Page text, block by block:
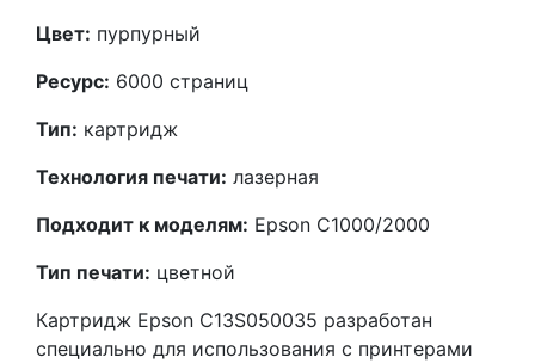
Цвет: пурпурный
Ресурс: 6000 страниц
Тип: картридж
Технология печати: лазерная
Подходит к моделям: Epson C1000/2000
Тип печати: цветной
Картридж Epson C13S050035 разработан
специально для использования с принтерами